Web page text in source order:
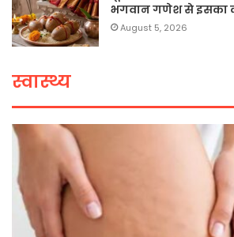
भगवान गणेश से इसका
August 5, 2026
स्वास्थ्य